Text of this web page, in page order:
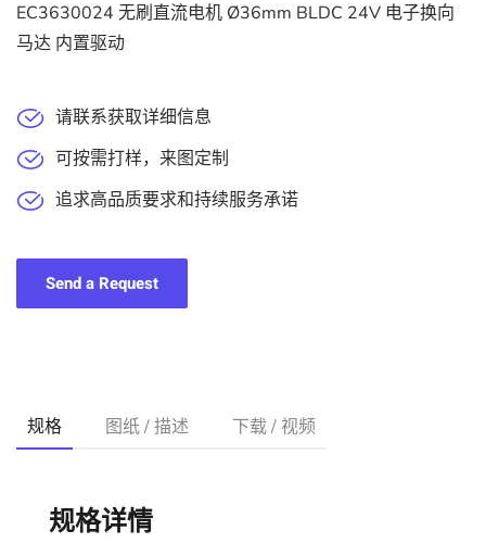
EC3630024 无刷直流电机 Ø36mm BLDC 24V 电子换向
马达 内置驱动
请联系获取详细信息
可按需打样，来图定制
追求高品质要求和持续服务承诺
Send a Request
规格 图纸 / 描述 下载 / 视频
规格详情